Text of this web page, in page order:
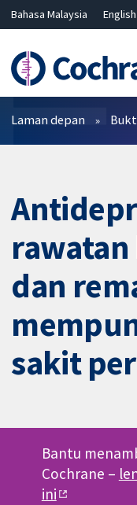
Bahasa Malaysia English
Hrvatski
Deutsch ไท
简体中文
Penapis
Laman depan
dan
sakit
Bantu
Cochrane –
ini